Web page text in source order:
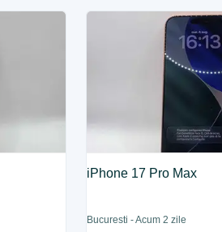
iPhone 17 Pro Max
Bucuresti - Acum 2 zile